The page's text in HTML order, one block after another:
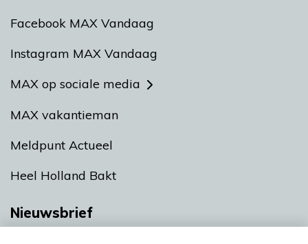
Facebook MAX Vandaag
Instagram MAX Vandaag
MAX op sociale media
MAX vakantieman
Meldpunt Actueel
Heel Holland Bakt
Nieuwsbrief